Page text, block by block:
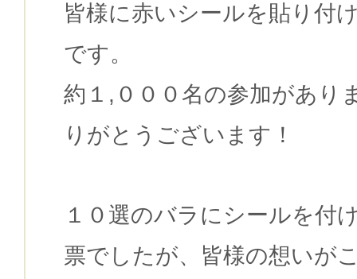
皆様に赤いシールを貼り付
です。
約１,０００名の参加があり
りがとうございます！
１０選のバラにシールを付
票でしたが、皆様の想いが